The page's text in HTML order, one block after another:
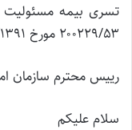
تسری بیمه مسئولیت
۲۰۰۲۲۹/۵۳ مورخ ۲۶/۱۰/۱۳۹۱ وزارت امور اقتصادی و دارایی)
رییس محترم سازمان
سلام علیکم